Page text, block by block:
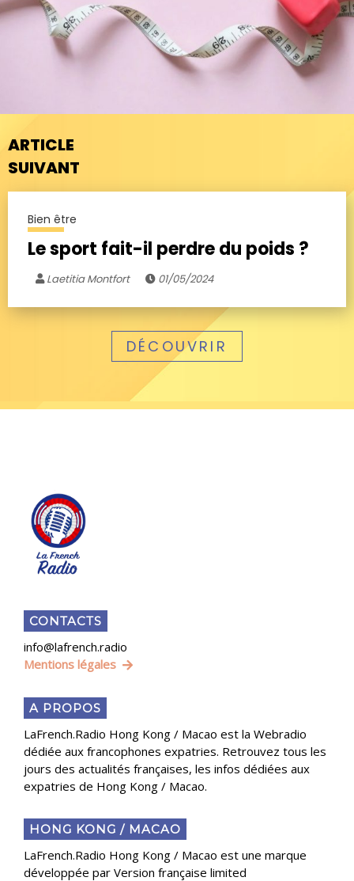
ARTICLE
SUIVANT
Bien être
Le sport fait-il perdre du poids ?
Laetitia Montfort 01/05/2024
DÉCOUVRIR
CONTACTS
info@lafrench.radio
Mentions légales
A PROPOS
LaFrench.Radio Hong Kong / Macao est la Webradio
dédiée aux francophones expatries. Retrouvez tous les
jours des actualités françaises, les infos dédiées aux
expatries de Hong Kong / Macao.
HONG KONG / MACAO
LaFrench.Radio Hong Kong / Macao est une marque
développée par Version française limited